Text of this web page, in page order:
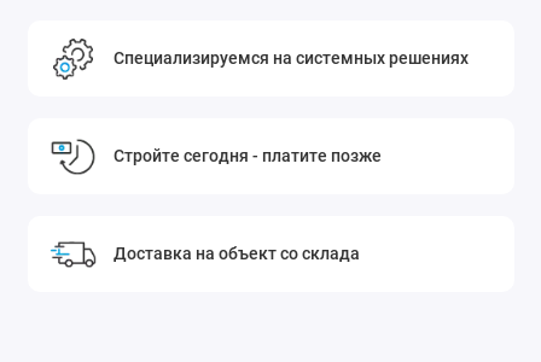
Специализируемся на системных решениях
Стройте сегодня - платите позже
Доставка на объект со склада